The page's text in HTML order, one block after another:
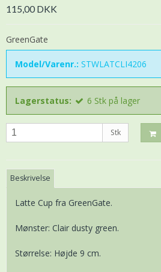
115,00 DKK
GreenGate
Model/Varenr.: STWLATCLI4206
Lagerstatus: 6 Stk på lager
Stk
Beskrivelse
Latte Cup fra GreenGate.
Mønster: Clair dusty green.
Størrelse: Højde 9 cm.